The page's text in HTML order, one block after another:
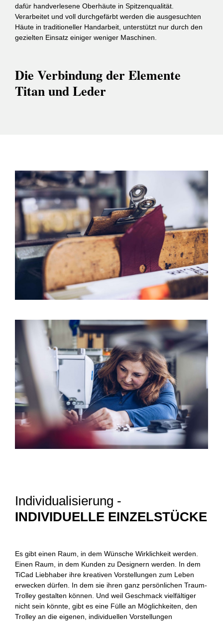
dafür handverlesene Oberhäute in Spitzenqualität.
Verarbeitet und voll durchgefärbt werden die ausgesuchten
Häute in traditioneller Handarbeit, unterstützt nur durch den
gezielten Einsatz einiger weniger Maschinen.
Die Verbindung der Elemente
Titan und Leder
Individualisierung -
INDIVIDUELLE EINZELSTÜCKE
Es gibt einen Raum, in dem Wünsche Wirklichkeit werden.
Einen Raum, in dem Kunden zu Designern werden. In dem
TiCad Liebhaber ihre kreativen Vorstellungen zum Leben
erwecken dürfen. In dem sie ihren ganz persönlichen Traum-
Trolley gestalten können. Und weil Geschmack vielfältiger
nicht sein könnte, gibt es eine Fülle an Möglichkeiten, den
Trolley an die eigenen, individuellen Vorstellungen